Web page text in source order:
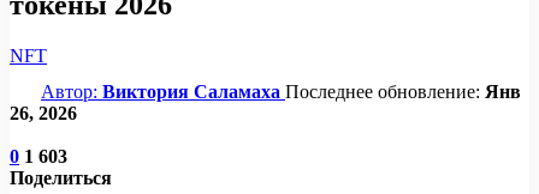
NFT
Автор: Виктория Саламаха Последнее обновление: Янв
26, 2026
0 1 603
Поделиться